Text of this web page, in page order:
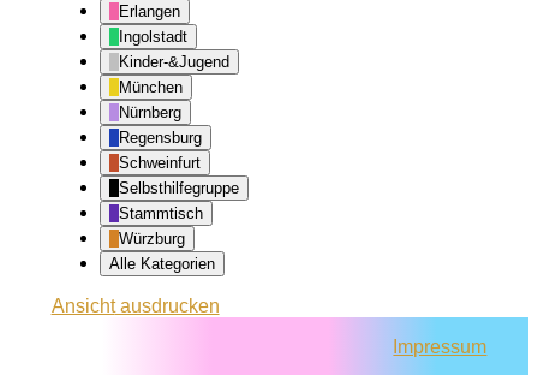
Erlangen
Ingolstadt
Kinder-&Jugend
München
Nürnberg
Regensburg
Schweinfurt
Selbsthilfegruppe
Stammtisch
Würzburg
Alle Kategorien
Ansichtausdrucken
Impressum